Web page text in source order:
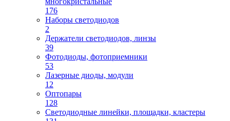
176
Наборы светодиодов
2
Держатели светодиодов, линзы
39
Фотодиоды, фотоприемники
53
Лазерные диоды, модули
12
Оптопары
128
Светодиодные линейки, площадки, кластеры